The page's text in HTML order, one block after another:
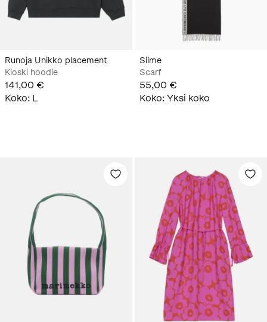
Runoja Unikko placement
Kioski hoodie
141,00 €
Koko: L
Siime
Scarf
55,00 €
Koko: Yksi koko